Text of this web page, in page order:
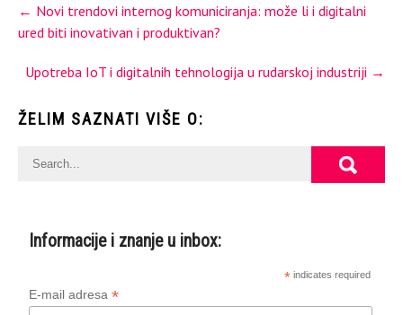
navigation
← Novi trendovi internog komuniciranja: može li i digitalni
ured biti inovativan i produktivan?
Upotreba IoT i digitalnih tehnologija u rudarskoj industriji →
ŽELIM SAZNATI VIŠE O:
Informacije i znanje u inbox:
* indicates required
E-mail adresa*